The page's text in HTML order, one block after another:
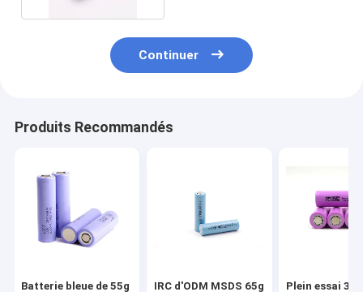
Continuer
Produits Recommandés
Batterie bleue de 55g IRC d'ODM MSDS 65g Plein essai